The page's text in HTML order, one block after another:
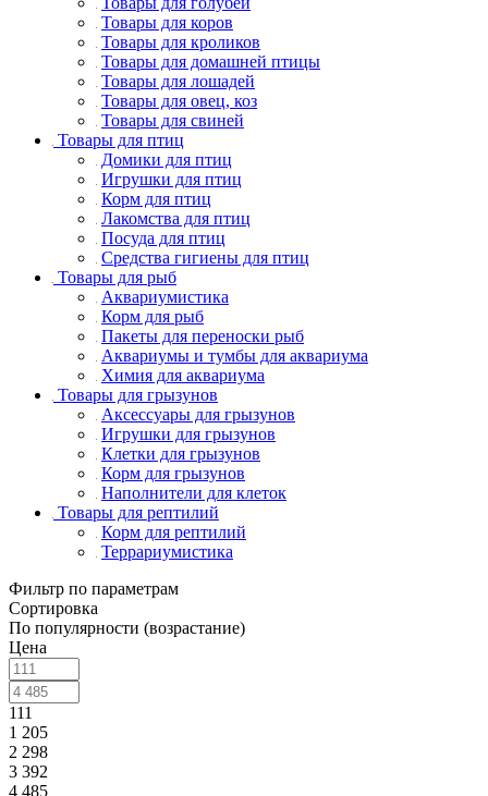
Товары для коров
Товары для кроликов
Товары для домашней птицы
Товары для лошадей
Товары для овец, коз
Товары для свиней
Товары для птиц
Домики для птиц
Игрушки для птиц
Корм для птиц
Лакомства для птиц
Посуда для птиц
Средства гигиены для птиц
Товары для рыб
Аквариумистика
Корм для рыб
Пакеты для переноски рыб
Аквариумы и тумбы для аквариума
Химия для аквариума
Товары для грызунов
Аксессуары для грызунов
Игрушки для грызунов
Клетки для грызунов
Корм для грызунов
Наполнители для клеток
Товары для рептилий
Корм для рептилий
Террариумистика
Фильтр по параметрам
Сортировка
По популярности (возрастание)
Цена
111
1 205
2 298
3 392
4 485